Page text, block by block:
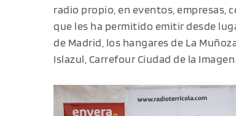
radio propio, en eventos, empresas,
que les ha permitido emitir desde
de Madrid, los hangares de La
Islazul, Carrefour Ciudad de la